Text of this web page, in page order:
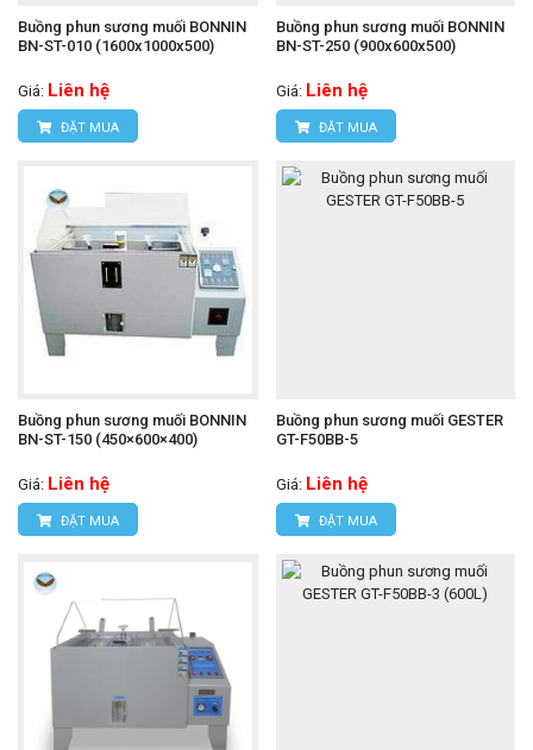
Buồng phun sương muối BONNIN
BN-ST-010 (1600x1000x500)
Giá: Liên hệ
ĐẶT MUA
Buồng phun sương muối BONNIN
BN-ST-250 (900x600x500)
Giá: Liên hệ
ĐẶT MUA
Buồng phun sương muối BONNIN
BN-ST-150 (450×600×400)
Giá: Liên hệ
ĐẶT MUA
Buồng phun sương muối GESTER
GT-F50BB-5
Giá: Liên hệ
ĐẶT MUA